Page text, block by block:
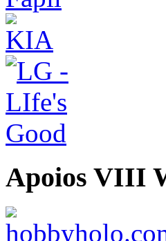
Apoios VIII